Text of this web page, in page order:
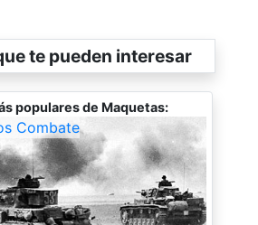
te pueden interesar
populares de Maquetas:
Combate